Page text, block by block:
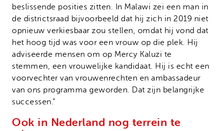
beslissende posities zitten. In Malawi zei een man in
de districtsraad bijvoorbeeld dat hij zich in 2019 niet
opnieuw verkiesbaar zou stellen, omdat hij vond dat
het hoog tijd was voor een vrouw op die plek. Hij
adviseerde mensen om op Mercy Kaluzi te
stemmen, een vrouwelijke kandidaat. Hij is echt een
voorvechter van vrouwenrechten en ambassadeur
van ons programma geworden. Dat zijn belangrijke
successen.”
Ook in Nederland nog terrein te